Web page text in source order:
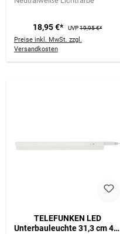
18,95 €* UVP19,95 €*
Preise inkl. MwSt. zzgl.
Versandkosten
TELEFUNKEN LED
Unterbauleuchte 31,3 cm 4W